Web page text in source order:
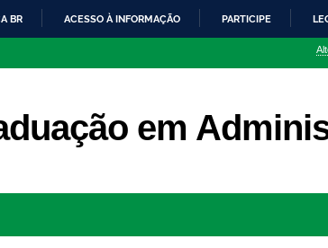
O
BR ACESSO À INFORMAÇÃO PARTICIPE
em